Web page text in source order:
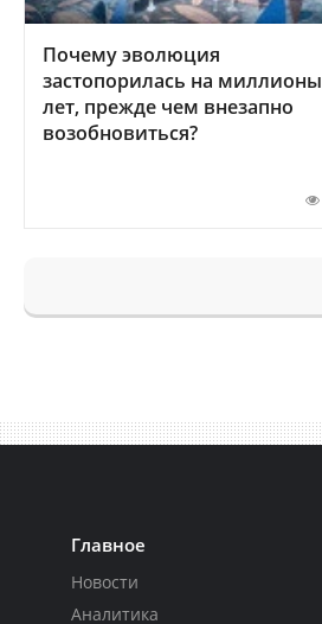
Почему эволюция
застопорилась на миллионы
лет, прежде чем внезапно
возобновиться?
Главное
Новости
Аналитика